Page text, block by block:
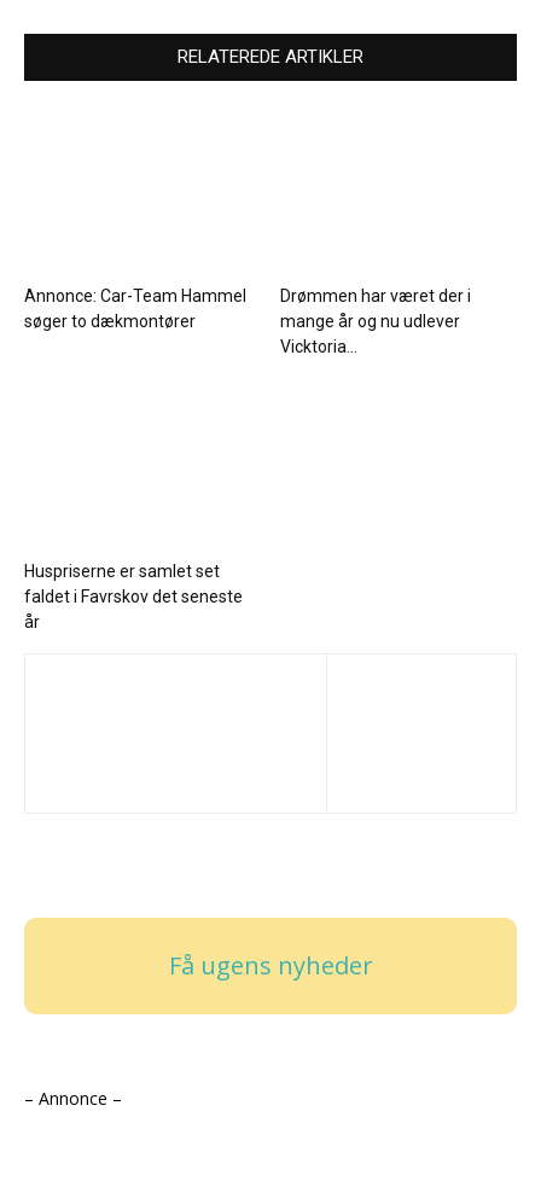
RELATEREDE ARTIKLER
Annonce: Car-Team Hammel
søger to dækmontører
Drømmen har været der i
mange år og nu udlever
Vicktoria...
Huspriserne er samlet set
faldet i Favrskov det seneste
år
Få ugens nyheder
– Annonce –